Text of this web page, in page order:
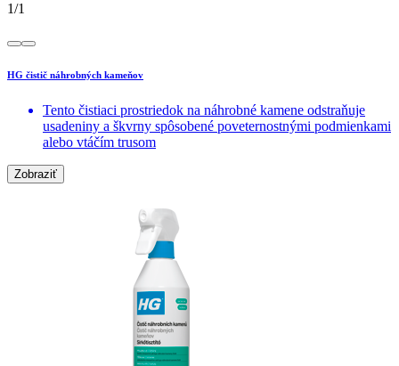
1/1
HG čistič náhrobných kameňov
Tento čistiaci prostriedok na náhrobné kamene odstraňuje
usadeniny a škvrny spôsobené poveternostnými podmienkami
alebo vtáčím trusom
Zobraziť